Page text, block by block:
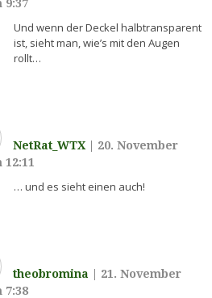
9:37
Und wenn der Deckel halbtransparent
ist, sieht man, wie’s mit den Augen
rollt…
NetRat_WTX| 20. November
12:11
… und es sieht einen auch!
theobromina
21. November
7:38